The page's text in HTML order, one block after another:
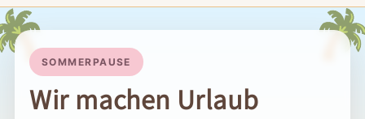
SOMMERPAUSE
Wir machen Urlaub